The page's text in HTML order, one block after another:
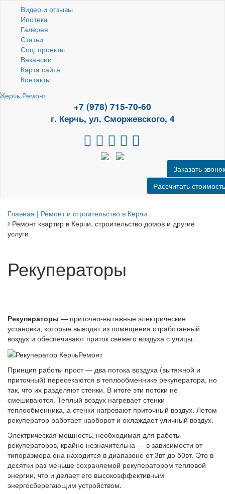
Видео и отзывы
Ипотека
Галерея
Статьи
Соц. проекты
Вакансии
Карта сайта
Контакты
+7 (978) 715-70-60
г. Керчь, ул. Сморжевского, 4
Заказать звонок
Рассчитать стоимость
Главная | Ремонт и строительство в Керчи
Ремонт квартир в Керчи, строительство домов и другие
услуги
Рекуператоры
Рекуператоры — приточно-вытяжные электрические
установки, которые выводят из помещения отработанный
воздух и обеспечивают приток свежего воздуха с улицы.
Принцип работы прост — два потока воздуха (вытяжной и
приточный) пересекаются в теплообменнике рекуператора, но
так, что их разделяют стенки. В итоге эти потоки не
смешиваются. Теплый воздух нагревает стенки
теплообменника, а стенки нагревают приточный воздух. Летом
рекуператор работает наоборот и охлаждает уличный воздух.
Электрическая мощность, необходимая для работы
рекуператоров, крайне незначительна — в зависимости от
типоразмера она находится в диапазоне от 3вт до 50вт. Это в
десятки раз меньше сохраняемой рекуператором тепловой
энергии, что и делает его высокоэффективным
энергосберегающим устройством.